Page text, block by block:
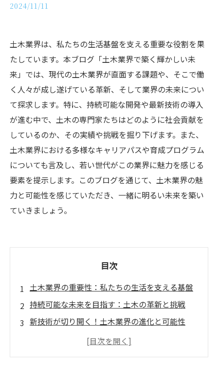
2024/11/11
土木業界は、私たちの生活基盤を支える重要な役割を果
たしています。本ブログ「土木業界で築く輝かしい未
来」では、現代の土木業界が直面する課題や、そこで働
く人々が成し遂げている革新、そして業界の未来につい
て探求します。特に、持続可能な開発や最新技術の導入
が進む中で、土木の専門家たちはどのように社会貢献を
しているのか、その実績や挑戦を掘り下げます。また、
土木業界における多様なキャリアパスや育成プログラム
についても言及し、若い世代がこの業界に魅力を感じる
要素を提示します。このブログを通じて、土木業界の魅
力と可能性を感じていただき、一緒に明るい未来を築い
ていきましょう。
目次
土木業界の重要性：私たちの生活を支える基盤
持続可能な未来を目指す：土木の革新と挑戦
新技術が切り開く！土木業界の進化と可能性
変わる土木業界：多様なキャリアパスの魅力
次世代の土木技術者たち：未来を築くリーダー